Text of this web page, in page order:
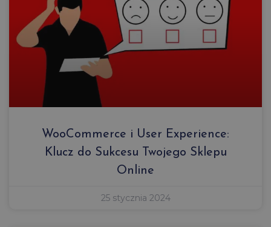
WooCommerce i User Experience:
Klucz do Sukcesu Twojego Sklepu
Online
25 stycznia 2024